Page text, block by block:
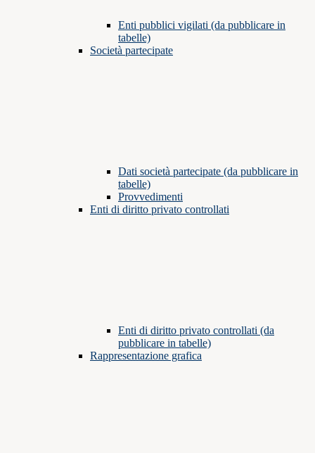
Enti pubblici vigilati (da pubblicare in
tabelle)
Società partecipate
Dati società partecipate (da pubblicare in
tabelle)
Provvedimenti
Enti di diritto privato controllati
Enti di diritto privato controllati (da
pubblicare in tabelle)
Rappresentazione grafica